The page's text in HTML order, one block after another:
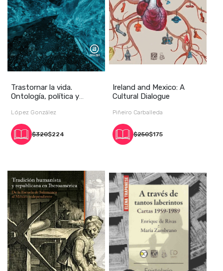
Trastornar la vida.
Ontología, política y
López González
$320$224
Ireland and Mexico: A
Cultural Dialogue
Piñeiro Carballeda
$250$175